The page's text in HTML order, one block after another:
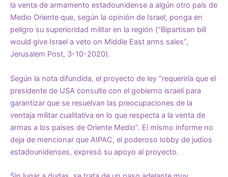
la venta de armamento estadounidense a algún otro país de
Medio Oriente que, según la opinión de Israel, ponga en
peligro su superioridad militar en la región (“Bipartisan bill
would give Israel a veto on Middle East arms sales”,
Jerusalem Post, 3-10-2020).
Según la nota difundida, el proyecto de ley “requeriría que el
presidente de USA consulte con el gobierno israelí para
garantizar que se resuelvan las preocupaciones de la
ventaja militar cualitativa en lo que respecta a la venta de
armas a los países de Oriente Medio”. El mismo informe no
deja de mencionar que AIPAC, el poderoso lobby de judíos
estadounidenses, expresó su apoyo al proyecto.